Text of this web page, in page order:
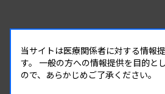
当サイトは医療関係者に対する情報
す。 一般の方への情報提供を目的と
ので、あらかじめご了承ください。